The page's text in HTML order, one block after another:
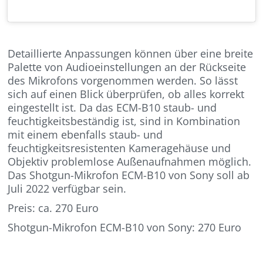
Detaillierte Anpassungen können über eine breite
Palette von Audioeinstellungen an der Rückseite
des Mikrofons vorgenommen werden. So lässt
sich auf einen Blick überprüfen, ob alles korrekt
eingestellt ist. Da das ECM-B10 staub- und
feuchtigkeitsbeständig ist, sind in Kombination
mit einem ebenfalls staub- und
feuchtigkeitsresistenten Kameragehäuse und
Objektiv problemlose Außenaufnahmen möglich.
Das Shotgun-Mikrofon ECM-B10 von Sony soll ab
Juli 2022 verfügbar sein.
Preis: ca. 270 Euro
Shotgun-Mikrofon ECM-B10 von Sony: 270 Euro